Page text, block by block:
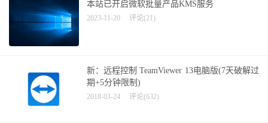
本站已开启微软批量产品KMS服务
2023-11-20 评论(21)
新：远程控制 TeamViewer 13电脑版(7天破解过
期+5分钟限制)
2018-03-24 评论(632)